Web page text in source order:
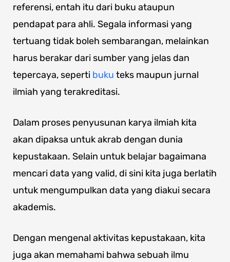
referensi, entah itu dari buku ataupun
pendapat para ahli. Segala informasi yang
tertuang tidak boleh sembarangan, melainkan
harus berakar dari sumber yang jelas dan
tepercaya, seperti buku teks maupun jurnal
ilmiah yang terakreditasi.
Dalam proses penyusunan karya ilmiah kita
akan dipaksa untuk akrab dengan dunia
kepustakaan. Selain untuk belajar bagaimana
mencari data yang valid, di sini kita juga berlatih
untuk mengumpulkan data yang diakui secara
akademis.
Dengan mengenal aktivitas kepustakaan, kita
juga akan memahami bahwa sebuah ilmu